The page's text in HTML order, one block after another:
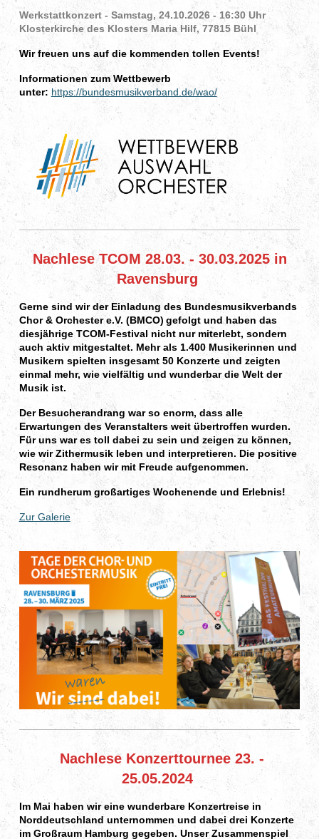
Werkstattkonzert - Samstag, 24.10.2026 - 16:30 Uhr
Klosterkirche des Klosters Maria Hilf, 77815 Bühl
Wir freuen uns auf die kommenden tollen Events!
Informationen zum Wettbewerb
unter: https://bundesmusikverband.de/wao/
Nachlese TCOM 28.03. - 30.03.2025 in
Ravensburg
Gerne sind wir der Einladung des Bundesmusikverbands
Chor & Orchester e.V. (BMCO) gefolgt und haben das
diesjährige TCOM-Festival nicht nur miterlebt, sondern
auch aktiv mitgestaltet. Mehr als 1.400 Musikerinnen und
Musikern spielten insgesamt 50 Konzerte und zeigten
einmal mehr, wie vielfältig und wunderbar die Welt der
Musik ist.
Der Besucherandrang war so enorm, dass alle
Erwartungen des Veranstalters weit übertroffen wurden.
Für uns war es toll dabei zu sein und zeigen zu können,
wie wir Zithermusik leben und interpretieren. Die positive
Resonanz haben wir mit Freude aufgenommen.
Ein rundherum großartiges Wochenende und Erlebnis!
Zur Galerie
Nachlese Konzerttournee 23. -
25.05.2024
Im Mai haben wir eine wunderbare Konzertreise in
Norddeutschland unternommen und dabei drei Konzerte
im Großraum Hamburg gegeben. Unser Zusammenspiel